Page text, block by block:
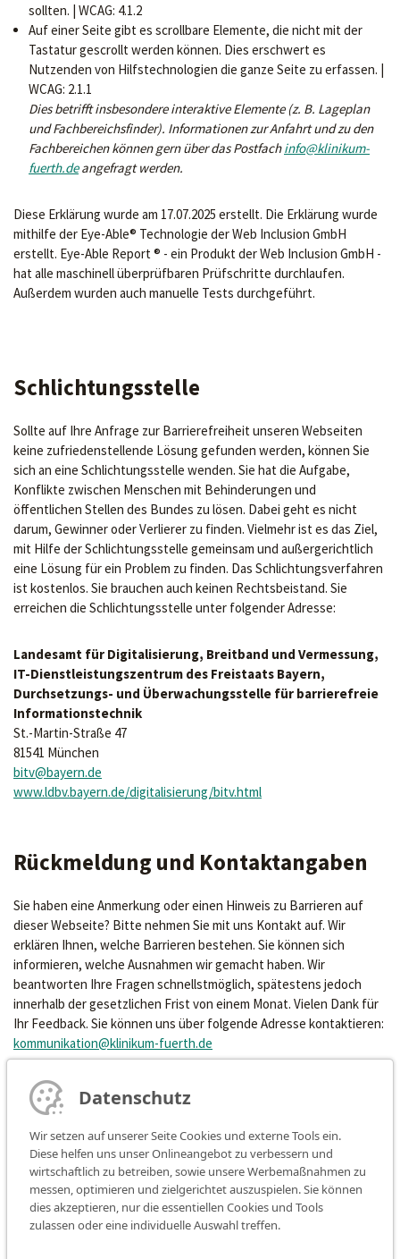
sollten. | WCAG: 4.1.2
Auf einer Seite gibt es scrollbare Elemente, die nicht mit der
Tastatur gescrollt werden können. Dies erschwert es
Nutzenden von Hilfstechnologien die ganze Seite zu erfassen. |
WCAG: 2.1.1
Dies betrifft insbesondere interaktive Elemente (z. B. Lageplan
und Fachbereichsfinder). Informationen zur Anfahrt und zu den
Fachbereichen können gern über das Postfachinfo@klinikum-
fuerth.deangefragt werden.
Diese Erklärung wurde am 17.07.2025 erstellt. Die Erklärung wurde
mithilfe der Eye-Able® Technologie der Web Inclusion GmbH
erstellt. Eye-Able Report ® - ein Produkt der Web Inclusion GmbH -
hat alle maschinell überprüfbaren Prüfschritte durchlaufen.
Außerdem wurden auch manuelle Tests durchgeführt.
Schlichtungsstelle
Sollte auf Ihre Anfrage zur Barrierefreiheit unseren Webseiten
keine zufriedenstellende Lösung gefunden werden, können Sie
sich an eine Schlichtungsstelle wenden. Sie hat die Aufgabe,
Konflikte zwischen Menschen mit Behinderungen und
öffentlichen Stellen des Bundes zu lösen. Dabei geht es nicht
darum, Gewinner oder Verlierer zu finden. Vielmehr ist es das Ziel,
mit Hilfe der Schlichtungsstelle gemeinsam und außergerichtlich
eine Lösung für ein Problem zu finden. Das Schlichtungsverfahren
ist kostenlos. Sie brauchen auch keinen Rechtsbeistand. Sie
erreichen die Schlichtungsstelle unter folgender Adresse:
Landesamt für Digitalisierung, Breitband und Vermessung,
IT-Dienstleistungszentrum des Freistaats Bayern,
Durchsetzungs- und Überwachungsstelle für barrierefreie
Informationstechnik
St.-Martin-Straße 47
81541 München
bitv@bayern.de
www.ldbv.bayern.de/digitalisierung/bitv.html
Rückmeldung und Kontaktangaben
Sie haben eine Anmerkung oder einen Hinweis zu Barrieren auf
dieser Webseite? Bitte nehmen Sie mit uns Kontakt auf. Wir
erklären Ihnen, welche Barrieren bestehen. Sie können sich
informieren, welche Ausnahmen wir gemacht haben. Wir
beantworten Ihre Fragen schnellstmöglich, spätestens jedoch
innerhalb der gesetzlichen Frist von einem Monat. Vielen Dank für
Ihr Feedback. Sie können uns über folgende Adresse kontaktieren:
kommunikation@klinikum-fuerth.de
Disclaimer
Die automatische Überprüfung der Webinhalte erfolgte am:
17.07.2025. Für die Webinhalte beim Aufruf durch Eye-Able wurde
der Browser Google Chrome in der Version 136.0.7103.92
Datenschutz
Wir setzen auf unserer Seite Cookies und externe Tools ein.
Diese helfen uns unser Onlineangebot zu verbessern und
wirtschaftlich zu betreiben, sowie unsere Werbemaßnahmen zu
messen, optimieren und zielgerichtet auszuspielen. Sie können
dies akzeptieren, nur die essentiellen Cookies und Tools
zulassen oder eine individuelle Auswahl treffen.